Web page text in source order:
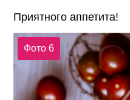
Приятного аппетита!
Фото 6